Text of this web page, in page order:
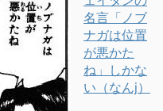
名言「ノブ
ナガは位置
が悪かた
ね」しかな
い（なんj）